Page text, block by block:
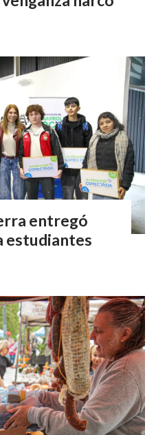
entregó
estudiantes